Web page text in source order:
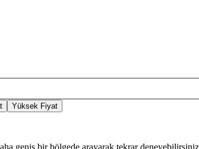
Yüksek Fiyat